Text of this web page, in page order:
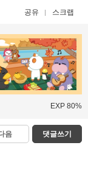
공유 스크랩
EXP 80%
음 댓글쓰기